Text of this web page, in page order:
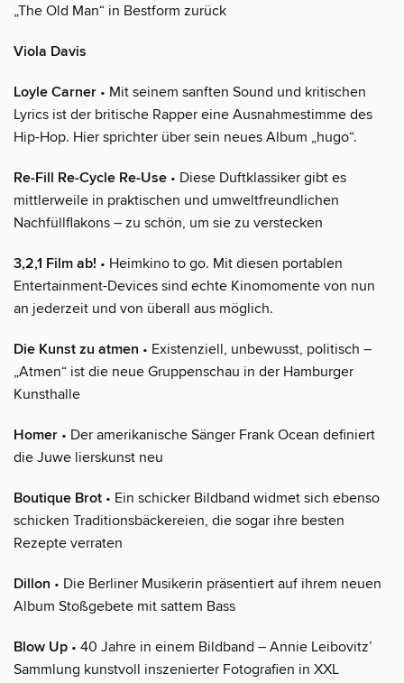
„The Old Man“ in Bestform zurück
Viola Davis
Loyle Carner • Mit seinem sanften Sound und kritischen
Lyrics ist der britische Rapper eine Ausnahmestimme des
Hip-Hop. Hier sprichter über sein neues Album „hugo“.
Re-Fill Re-Cycle Re-Use • Diese Duftklassiker gibt es
mittlerweile in praktischen und umweltfreundlichen
Nachfüllflakons – zu schön, um sie zu verstecken
3,2,1 Film ab! • Heimkino to go. Mit diesen portablen
Entertainment-Devices sind echte Kinomomente von nun
an jederzeit und von überall aus möglich.
Die Kunst zu atmen • Existenziell, unbewusst, politisch –
„Atmen“ ist die neue Gruppenschau in der Hamburger
Kunsthalle
Homer • Der amerikanische Sänger Frank Ocean definiert
die Juwe lierskunst neu
Boutique Brot • Ein schicker Bildband widmet sich ebenso
schicken Traditionsbäckereien, die sogar ihre besten
Rezepte verraten
Dillon • Die Berliner Musikerin präsentiert auf ihrem neuen
Album Stoßgebete mit sattem Bass
Blow Up • 40 Jahre in einem Bildband – Annie Leibovitz’
Sammlung kunstvoll inszenierter Fotografien in XXL